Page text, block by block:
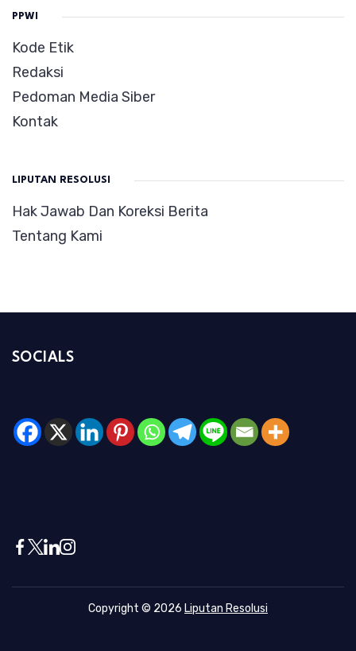
PPWI
Kode Etik
Redaksi
Pedoman Media Siber
Kontak
LIPUTAN RESOLUSI
Hak Jawab Dan Koreksi Berita
Tentang Kami
SOCIALS
Copyright © 2026 Liputan Resolusi